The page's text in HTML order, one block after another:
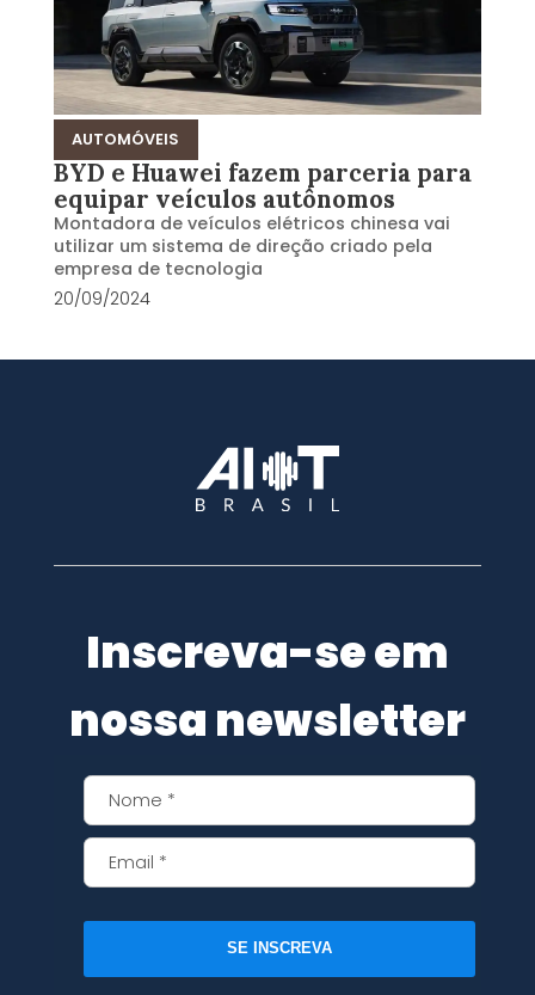
AUTOMÓVEIS
BYD e Huawei fazem parceria para
equipar veículos autônomos
Montadora de veículos elétricos chinesa vai
utilizar um sistema de direção criado pela
empresa de tecnologia
20/09/2024
Inscreva-se em
nossa newsletter
SE INSCREVA